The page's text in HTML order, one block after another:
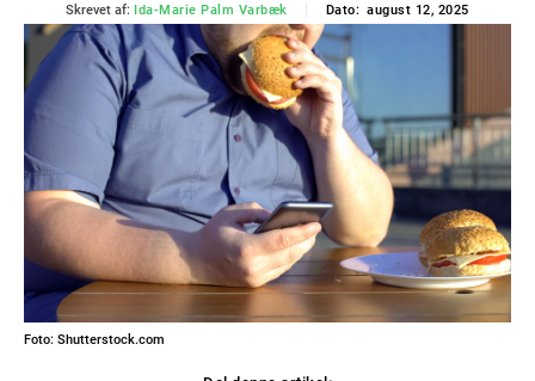
Skrevet af: Ida-Marie Palm Varbæk Dato: august 12, 2025
Foto: Shutterstock.com